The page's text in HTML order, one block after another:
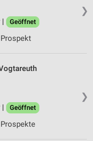
❯
|
Geöffnet
❯
|
Geöffnet